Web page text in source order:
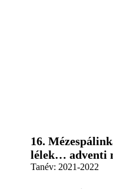
16.
lélek… adventi
Tanév: 2021-2022